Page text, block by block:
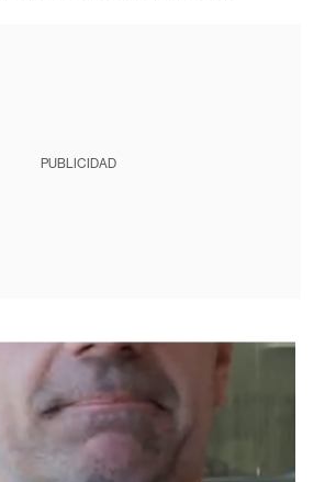
PUBLICIDAD